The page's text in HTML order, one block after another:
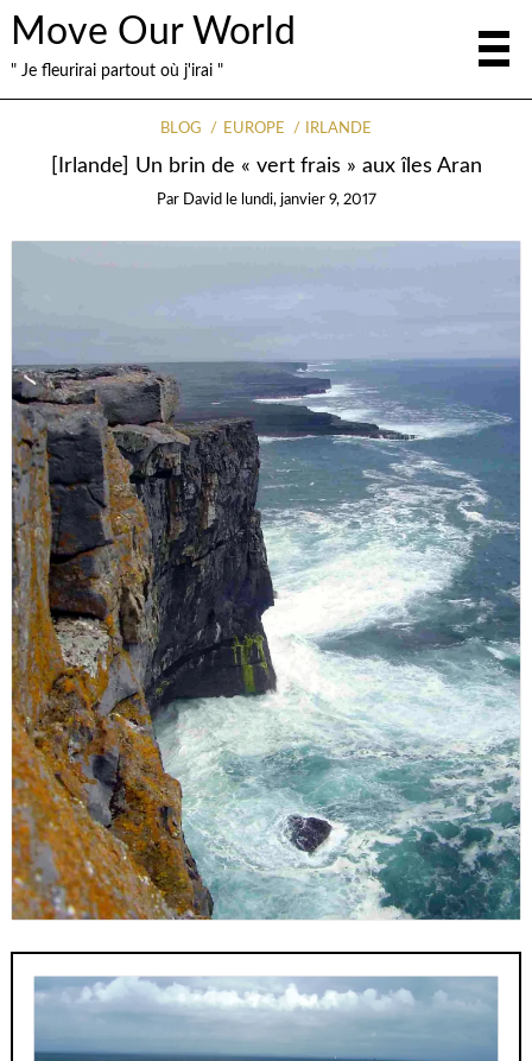
Move Our World
" Je fleurirai partout où j'irai "
BLOG EUROPE IRLANDE
[Irlande] Un brin de « vert frais » aux îles Aran
Par David le lundi, janvier 9, 2017